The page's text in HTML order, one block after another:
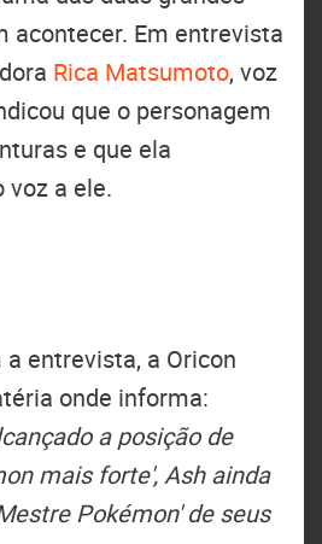
acontecer. Em entrevista
Rica Matsumoto, voz
que o personagem
e que ela
voz a ele.
entrevista, a Oricon
onde informa:
a posição de
mais forte', Ash ainda
Pokémon' de seus